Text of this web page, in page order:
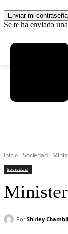
Se te ha enviado
Inicio Sociedad
Sociedad
Por Shirley